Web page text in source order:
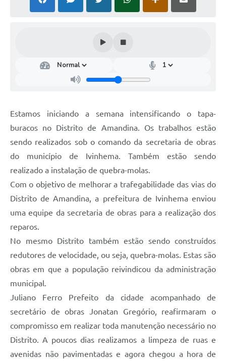
Estamos iniciando a semana intensificando o tapa-
buracos no Distrito de Amandina. Os trabalhos estão
sendo realizados sob o comando da secretaria de obras
do município de Ivinhema. Também estão sendo
realizado a instalação de quebra-molas.
Com o objetivo de melhorar a trafegabilidade das vias do
Distrito de Amandina, a prefeitura de Ivinhema enviou
uma equipe da secretaria de obras para a realização dos
reparos.
No mesmo Distrito também estão sendo construídos
redutores de velocidade, ou seja, quebra-molas. Estas são
obras em que a população reivindicou da administração
municipal.
Juliano Ferro Prefeito da cidade acompanhado de
secretário de obras Jonatan Gregório, reafirmaram o
compromisso em realizar toda manutenção necessário no
Distrito. A poucos dias realizamos a limpeza de ruas e
avenidas não pavimentadas e agora chegou a hora de